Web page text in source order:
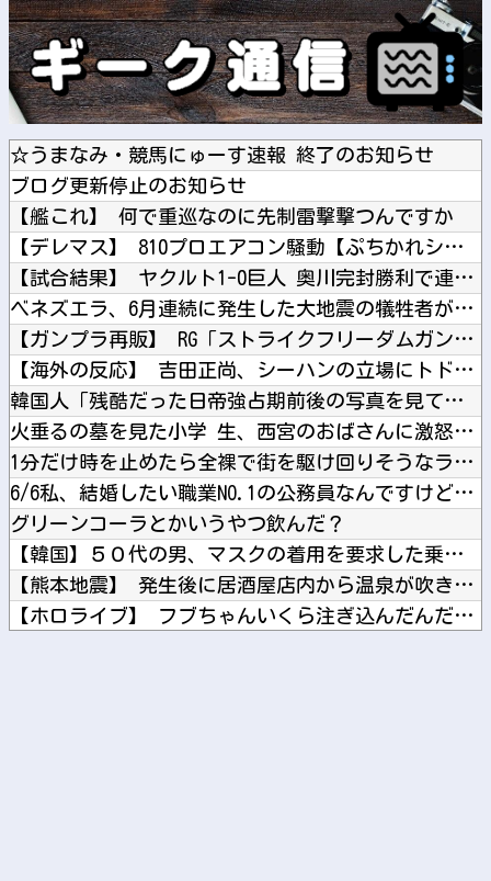
☆うまなみ・競馬にゅーす速報 終了のお知らせ
ブログ更新停止のお知らせ
【艦これ】 何で重巡なのに先制雷撃撃つんですか
【デレマス】 810プロエアコン騒動【ぷちかれシリーズ】
【試合結果】 ヤクルト1-0巨人 奥川完封勝利で連敗ストップ...
ベネズエラ、6月連続に発生した大地震の犠牲者が「6000人超...
【ガンプラ再販】 RG「ストライクフリーダムガンダム ディア...
【海外の反応】 吉田正尚、シーハンの立場にトドメを刺す5号弾...
韓国人「残酷だった日帝強占期前後の写真を見てみよう」
火垂るの墓を見た小学 生、西宮のおばさんに激怒ｗｗｗｗｗ
1分だけ時を止めたら全裸で街を駆け回りそうなラブライブ！キャ...
6/6私、結婚したい職業NO.1の公務員なんですけど、嫁が子...
グリーンコーラとかいうやつ飲んだ？
【韓国】５０代の男、マスクの着用を要求した乗客に暴行
【熊本地震】 発生後に居酒屋店内から温泉が吹き出す ← これ...
【ホロライブ】 フブちゃんいくら注ぎ込んだんだ…